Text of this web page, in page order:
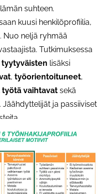
suhteen.
kuusi henkilöprofiilia,
Nuo neljä ryhmää
Tutkimuksessa
lisäksi
, työorientoituneet,
työtä vaihtavat sekä
. Jäähdyttelijät ja passiiviset